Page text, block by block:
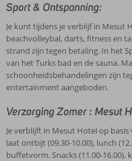
Sport & Ontspanning:
Je kunt tijdens je verblijf in Mesut
beachvolleybal, darts, fitness en
strand zijn tegen betaling. In het
van het Turks bad en de sauna.
schoonheidsbehandelingen zijn
entertainment aangeboden.
Verzorging Zomer : Mesut
Je verblijft in Mesut Hotel op
laat ontbijt (09.30-10.00), lunch
buffetvorm. Snacks (11.00-16.00),